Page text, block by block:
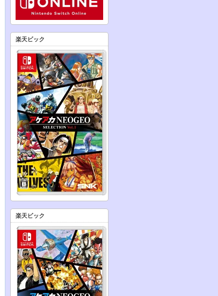
楽天ビック
楽天ビック